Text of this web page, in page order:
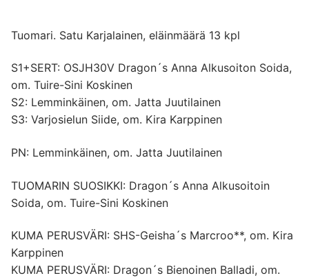
Tuomari. Satu Karjalainen, eläinmäärä 13 kpl
S1+SERT: OSJH30V Dragon´s Anna Alkusoiton Soida,
om. Tuire-Sini Koskinen
S2: Lemminkäinen, om. Jatta Juutilainen
S3: Varjosielun Siide, om. Kira Karppinen
PN: Lemminkäinen, om. Jatta Juutilainen
TUOMARIN SUOSIKKI: Dragon´s Anna Alkusoitoin
Soida, om. Tuire-Sini Koskinen
KUMA PERUSVÄRI: SHS-Geisha´s Marcroo**, om. Kira
Karppinen
KUMA PERUSVÄRI: Dragon´s Bienoinen Balladi, om.